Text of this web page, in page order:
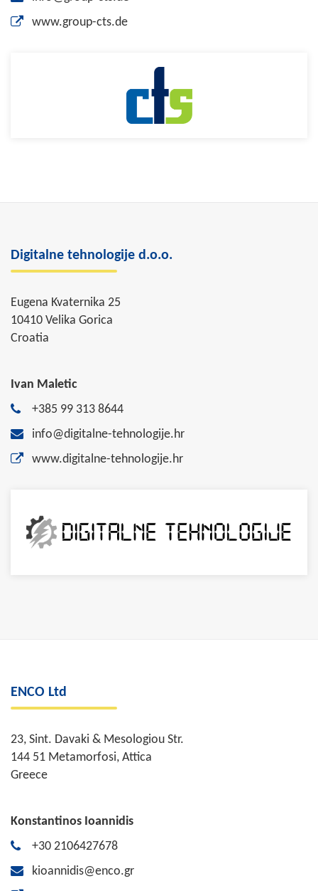
www.group-cts.de
Digitalne tehnologije d.o.o.
Eugena Kvaternika 25
10410 Velika Gorica
Croatia
Ivan Maletic
+385 99 313 8644
info@digitalne-tehnologije.hr
www.digitalne-tehnologije.hr
ENCO Ltd
23, Sint. Davaki & Mesologiou Str.
144 51 Metamorfosi, Attica
Greece
Konstantinos Ioannidis
+30 2106427678
kioannidis@enco.gr